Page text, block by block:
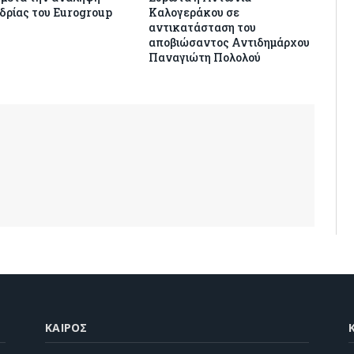
του Eurogroup
Καλογεράκου σε
αντικατάσταση του
αποβιώσαντος Αντιδημάρχου
Παναγιώτη Πολολού
ΚΑΙΡΌΣ